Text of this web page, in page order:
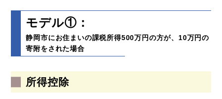
モデル①：
静岡市にお住まいの課税所得500万円の方が、10万円の
寄附をされた場合
所得控除